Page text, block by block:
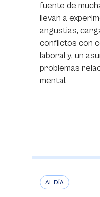
fuente de
llevan a
angustias,
conflictos con
laboral y, un
problemas
mental.
AL DÍA